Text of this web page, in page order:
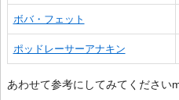
ボバ・フェット
ポッドレーサーアナキン
あわせて参考にしてみてください